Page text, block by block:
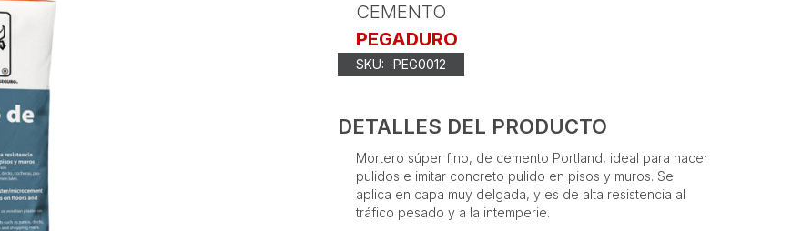
CEMENTO
PEGADURO
SKU: PEG0012
DETALLES DEL PRODUCTO
Mortero súper fino, de cemento Portland, ideal para hacer
pulidos e imitar concreto pulido en pisos y muros. Se
aplica en capa muy delgada, y es de alta resistencia al
tráfico pesado y a la intemperie.